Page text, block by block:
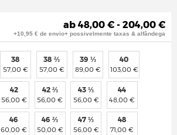
ab 48,00 € - 204,00 €
+10,95 € de envio+ possivelmente taxas & alfândega
38
57,00 €
38 ⅔
57,00 €
39 ⅓
89,00 €
40
103,00 €
42
56,00 €
42 ⅔
56,00 €
43 ⅓
56,00 €
44
48,00 €
46
60,00 €
46 ⅔
50,00 €
47 ⅓
56,00 €
48
71,00 €